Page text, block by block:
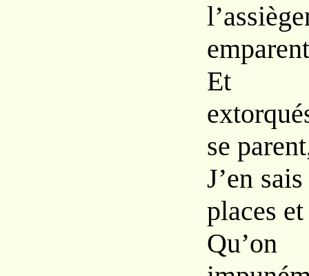
Et
se
J’en
places